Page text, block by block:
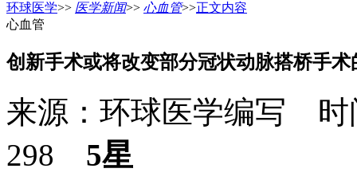
环球医学>> 医学新闻>> 心血管>>正文内容
心血管
创新手术或将改变部分冠状动脉搭桥手术
来源：环球医学编写 时
298 5星